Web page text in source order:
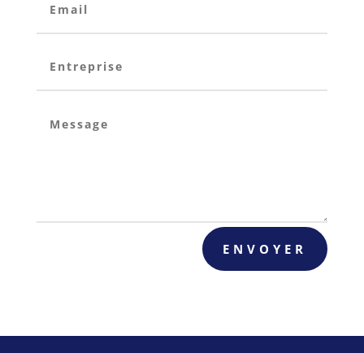
ENVOYER